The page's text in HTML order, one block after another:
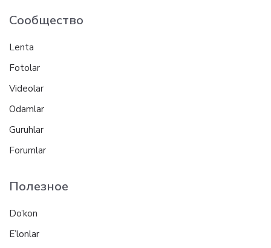
Сообщество
Lenta
Fotolar
Videolar
Odamlar
Guruhlar
Forumlar
Полезное
Do’kon
E’lonlar